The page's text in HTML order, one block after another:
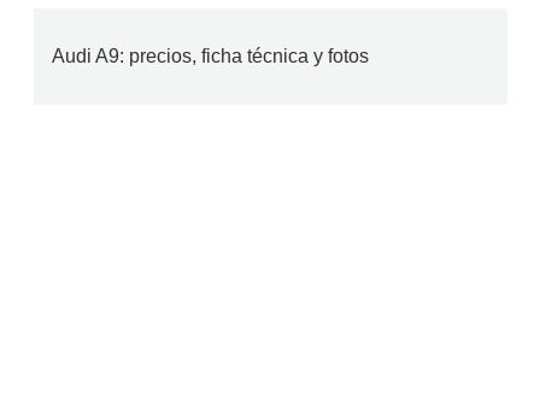
Audi A9: precios, ficha técnica y fotos